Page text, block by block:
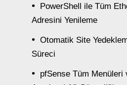
PowerShell ile Tüm
Adresini Yenileme
Otomatik Site
Süreci
pfSense Tüm Menüleri